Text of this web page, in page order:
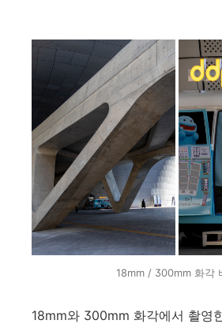
18mm / 300mm 화각
18mm와 300mm 화각에서 촬영